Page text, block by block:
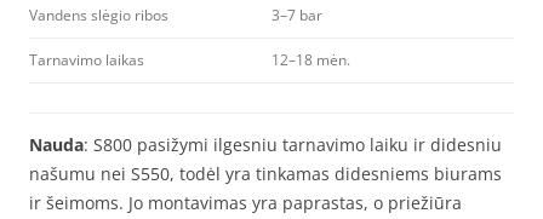
Vandens slėgio ribos 3–7 bar
Tarnavimo laikas 12–18 mėn.
Nauda: S800 pasižymi ilgesniu tarnavimo laiku ir didesniu
našumu nei S550, todėl yra tinkamas didesniems biurams
ir šeimoms. Jo montavimas yra paprastas, o priežiūra